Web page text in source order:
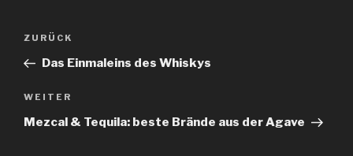
Beitragsnavigation
Vorheriger
Beitrag
ZURÜCK
Das Einmaleins des Whiskys
Nächster
Beitrag
WEITER
Mezcal & Tequila: beste Brände aus der Agave